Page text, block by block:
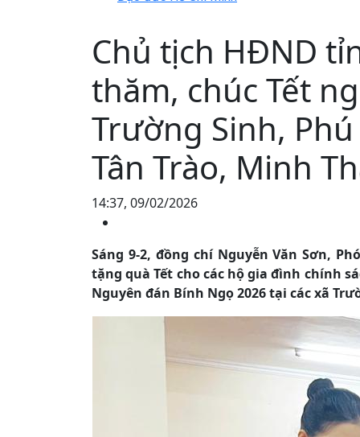
Chủ tịch HĐND
thăm, chúc Tết
Trường Sinh,
Tân Trào, Minh
14:37, 09/02/2026
Sáng 9-2, đồng chí Nguyễn Văn Sơn,
tặng quà Tết cho các hộ gia đình chính
Nguyên đán Bính Ngọ 2026 tại các xã